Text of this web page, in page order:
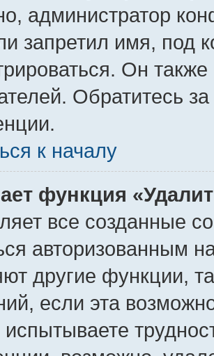
администратор
запретил имя, под
Он
Обратитесь
к началу
функция
все созданные
авторизованным
другие функции,
если эта